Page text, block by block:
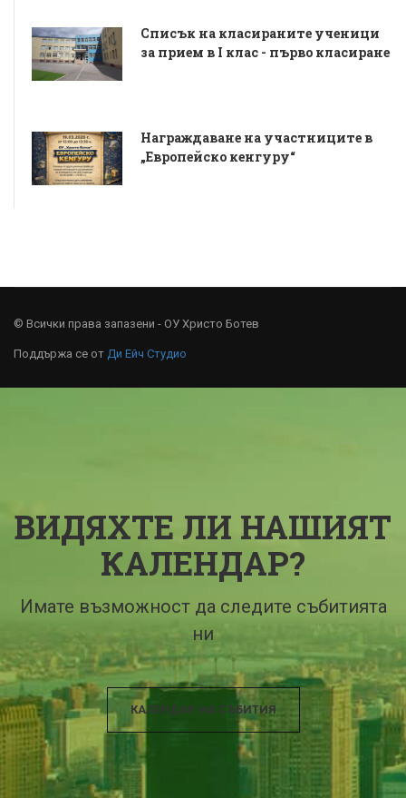
Списък на класираните ученици
за прием в I клас - първо класиране
Награждаване на участниците в
„Европейско кенгуру“
© Всички права запазени - ОУ Христо Ботев
Поддържа се от Ди Ейч Студио
ВИДЯХТЕ ЛИ НАШИЯТ
КАЛЕНДАР?
Имате възможност да следите събитията
ни
КАЛЕНДАР НА СЪБИТИЯ